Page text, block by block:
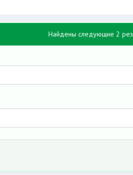
Найдены следующие 2